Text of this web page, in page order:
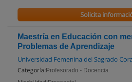
Solicita
Maestría en Educación con
Problemas de Aprendizaje
Universidad Femenina del Sagrado
Categoría: Profesorado - Docencia